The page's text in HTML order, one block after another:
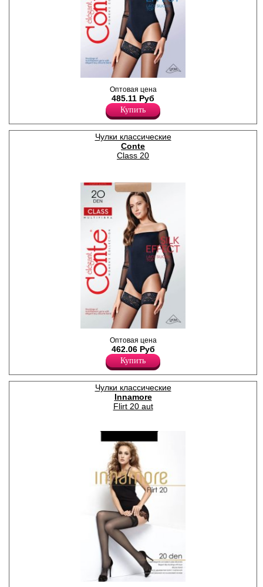
Плотные чулки из
мультифибры с ажурной
резинкой (8,5 см) на
силиконе; усиленный мысок.
Плотность 40ден
Полиамид 84%
Эластан 16%
Оптовая цена
485.11 Руб
Купить
Чулки классические
Conte
Class 20
Тонкие чулки с кружевной
резинкой (9 см) на силиконе,
с мультифиброй; усиленный
мысок.
Плотность 20ден
Полиамид 79%
Эластан 21%
Оптовая цена
462.06 Руб
Купить
Чулки классические
Innamore
Flirt 20 aut